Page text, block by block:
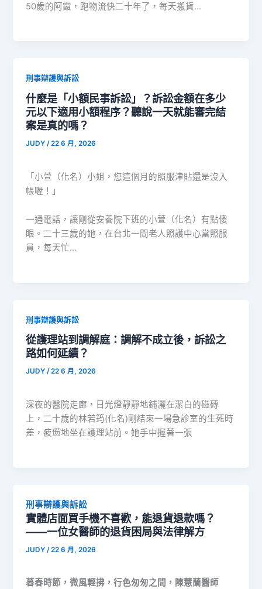
50歲的阿霞，跑物流快二十年了，每天搬貨…
刑事辯護與訴訟
什麼是「小額民事訴訟」？訴訟金額在多少
元以下適用小額程序？聽說一天就能審完結
案是真的嗎？
JUDY/22 6 月, 2026
「小萱（化名）小姐，您這個月的照服津貼還是沒入
帳喔！」
一通電話，讓剛從安養院下班的小萱（化名）有點傻
眼。二十三歲的她，在台北一間老人照護中心當照服
員，每天忙…
刑事辯護與訴訟
從護理站到調解庭：調解不成立後，訴訟之
路如何延續？
JUDY/22 6 月, 2026
深夜的醫院走廊，日光燈靜靜地鋪灑在潔白的磁磚
上，二十歲的林若筠(化名)剛結束一場急診室的生死時
差，疲憊地坐在護理站前。她手中握著一張
刑事辯護與訴訟
實體店面買手機不喜歡，能退貨退款嗎？
——一位女醫師的退貨困局與法律解方
JUDY /22 6 月, 2026
暮春時節，微風輕拂，行色匆匆之間，陳慧蘭醫師